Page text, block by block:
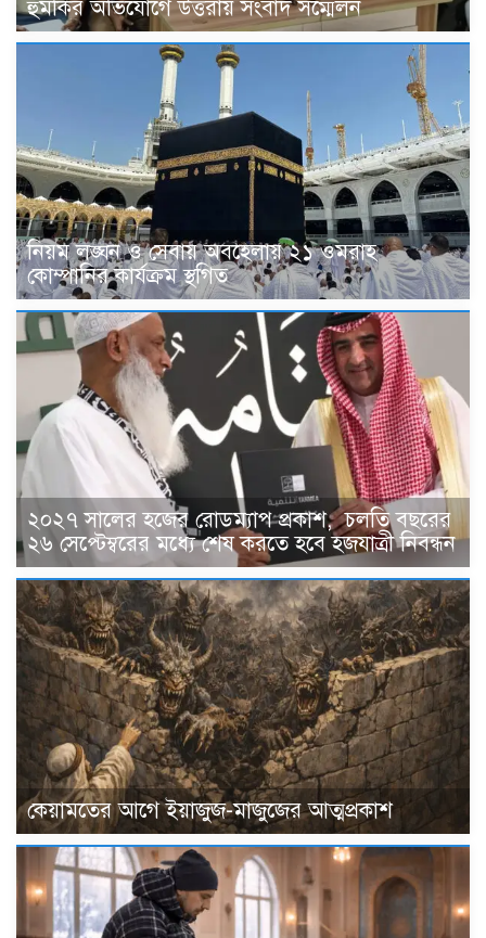
হুমকির অভিযোগে উত্তরায় সংবাদ সম্মেলন
নিয়ম লঙ্ঘন ও সেবায় অবহেলায় ২১ ওমরাহ
কোম্পানির কার্যক্রম স্থগিত
২০২৭ সালের হজের রোডম্যাপ প্রকাশ, চলতি বছরের
২৬ সেপ্টেম্বরের মধ্যে শেষ করতে হবে হজযাত্রী নিবন্ধন
কেয়ামতের আগে ইয়াজুজ-মাজুজের আত্মপ্রকাশ